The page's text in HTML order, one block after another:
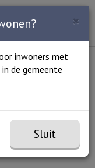
×
inwoners met
de gemeente
Sluit